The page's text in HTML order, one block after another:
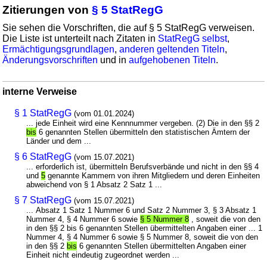
Zitierungen von§ 5 StatRegG
Sie sehen die Vorschriften, die auf § 5 StatRegG verweisen.
Die Liste ist unterteilt nach Zitaten in StatRegG selbst,
Ermächtigungsgrundlagen,anderen geltenden Titeln,
Änderungsvorschriften und inaufgehobenen Titeln.
interne Verweise
§ 1 StatRegG (vom 01.01.2024)
... jede Einheit wird eine Kennnummer vergeben. (2) Die in den §§ 2
bis 6 genannten Stellen übermitteln den statistischen Ämtern der
Länder und dem ...
§ 6 StatRegG (vom 15.07.2021)
... erforderlich ist, übermitteln Berufsverbände und nicht in den §§ 4
und5 genannte Kammern von ihren Mitgliedern und deren Einheiten
abweichend von § 1 Absatz 2 Satz 1 ...
§ 7 StatRegG (vom 15.07.2021)
... Absatz 1 Satz 1 Nummer 6 und Satz 2 Nummer 3, § 3 Absatz 1
Nummer 4, § 4 Nummer 6 sowie § 5 Nummer 8 , soweit die von den
in den §§ 2 bis 6 genannten Stellen übermittelten Angaben einer ... 1
Nummer 4, § 4 Nummer 6 sowie § 5 Nummer 8, soweit die von den
in den §§ 2bis 6 genannten Stellen übermittelten Angaben einer
Einheit nicht eindeutig zugeordnet werden ...